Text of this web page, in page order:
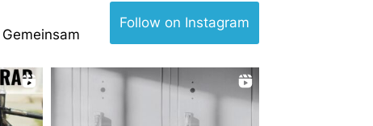
Follow on Instagram